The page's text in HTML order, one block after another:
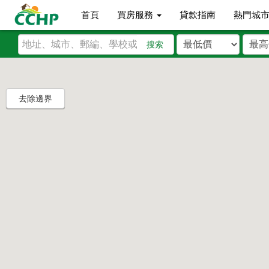
首頁 買房服務 貸款指南 熱門城
搜索
去除邊界